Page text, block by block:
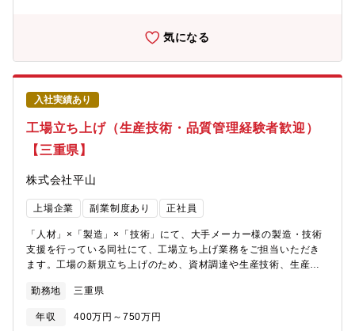
気になる
入社実績あり
工場立ち上げ（生産技術・品質管理経験者歓迎）
【三重県】
株式会社平山
上場企業 副業制度あり 正社員
「人材」×「製造」×「技術」にて、大手メーカー様の製造・技術
支援を行っている同社にて、工場立ち上げ業務をご担当いただき
ます。工場の新規立ち上げのため、資材調達や生産技術、生産管
※ご経験により、他案件に配属となる場合もございます。【活躍
されている方のイメージ】■キャリアアップしていきたい方！■自
身のスキルを様々な現場でさらに磨いていきたい方！
勤務地 三重県
年収 400万円～750万円